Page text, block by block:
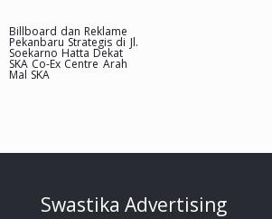
Billboard dan Reklame
Pekanbaru Strategis di Jl.
Soekarno Hatta Dekat
SKA Co-Ex Centre Arah
Mal SKA
Swastika Advertising